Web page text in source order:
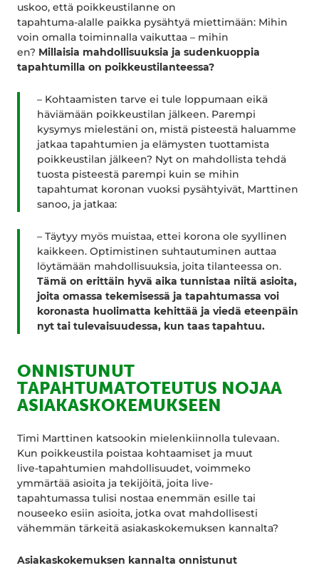
uskoo, että poikkeustilanne on
tapahtuma-alalle paikka pysähtyä miettimään: Mihin
voin omalla toiminnalla vaikuttaa – mihin
en? Millaisia mahdollisuuksia ja sudenkuoppia
tapahtumilla on poikkeustilanteessa?
– Kohtaamisten tarve ei tule loppumaan eikä
häviämään poikkeustilan jälkeen. Parempi
kysymys mielestäni on, mistä pisteestä haluamme
jatkaa tapahtumien ja elämysten tuottamista
poikkeustilan jälkeen? Nyt on mahdollista tehdä
tuosta pisteestä parempi kuin se mihin
tapahtumat koronan vuoksi pysähtyivät, Marttinen
sanoo, ja jatkaa:
– Täytyy myös muistaa, ettei korona ole syyllinen
kaikkeen. Optimistinen suhtautuminen auttaa
löytämään mahdollisuuksia, joita tilanteessa on.
Tämä on erittäin hyvä aika tunnistaa niitä asioita,
joita omassa tekemisessä ja tapahtumassa voi
koronasta huolimatta kehittää ja viedä eteenpäin
nyt tai tulevaisuudessa, kun taas tapahtuu.
ONNISTUNUT
TAPAHTUMATOTEUTUS NOJAA
ASIAKASKOKEMUKSEEN
Timi Marttinen katsookin mielenkiinnolla tulevaan.
Kun poikkeustila poistaa kohtaamiset ja muut
live-tapahtumien mahdollisuudet, voimmeko
ymmärtää asioita ja tekijöitä, joita live-
tapahtumassa tulisi nostaa enemmän esille tai
nouseeko esiin asioita, jotka ovat mahdollisesti
vähemmän tärkeitä asiakaskokemuksen kannalta?
Asiakaskokemuksen kannalta onnistunut